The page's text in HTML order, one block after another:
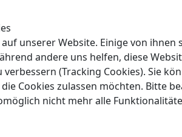
unserer Website. Einige von ihnen
andere uns helfen, diese
(Tracking Cookies). Sie
Cookies zulassen möchten. Bitte
nicht mehr alle